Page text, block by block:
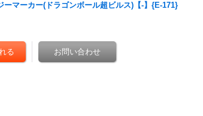
ーマーカー(ドラゴンボール超ビルス)【-】{E-171}